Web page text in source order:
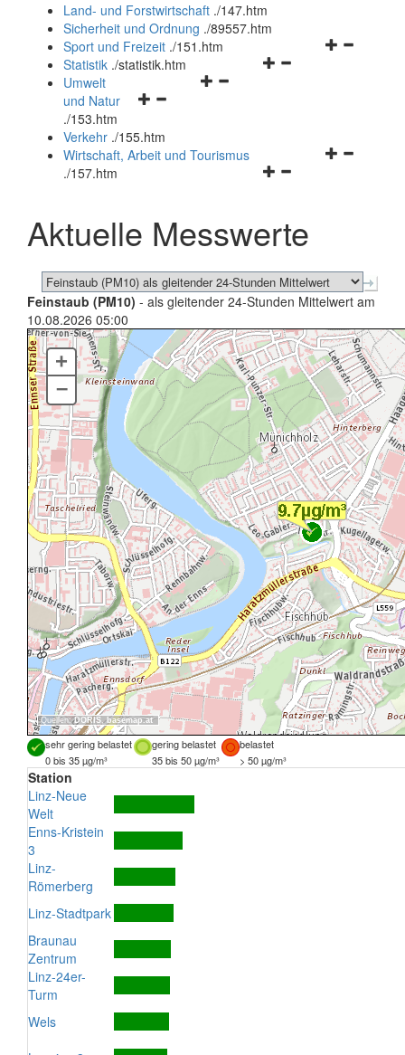
und
schließen
Land- und Forstwirtschaft ./147.htm
Sicherheit und Ordnung ./89557.htm
Navigationsmenü
Sport und Freizeit ./151.htm
Navigationsmenü
Statistik ./statistik.htm
Navigationsmenü
und
schließen
Umwelt
und Natur
./153.htm
Verkehr ./155.htm
Navigationsmenü
schließen
Wirtschaft, Arbeit und Tourismus
./157.htm
Aktuelle Messwerte
Feinstaub (PM10) - als gleitender 24-Stunden Mittelwert am
10.08.2026 05:00
Quellen:DORIS, basemap.at
+
–
sehr gering belastet gering belastet
belastet
0 bis 35 µg/m³
35 bis 50 µg/m³ > 50 µg/m³
Station
Linz-Neue
Welt
Enns-Kristein
3
Linz-
Römerberg
Linz-Stadtpark
Braunau
Zentrum
Linz-24er-
Turm
Wels